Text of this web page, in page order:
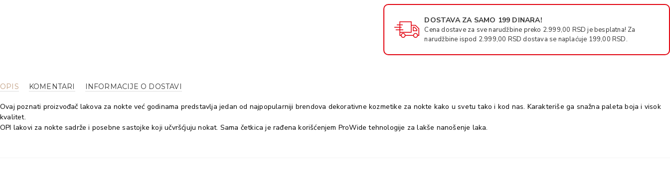
DOSTAVA ZA SAMO 199 DINARA!
Cena dostave za sve narudžbine preko 2.999,00 RSD je besplatna! Za
narudžbine ispod 2.999,00 RSD dostava se naplaćuje 199,00 RSD.
OPIS KOMENTARI INFORMACIJE O DOSTAVI
Ovaj poznati proizvođač lakova za nokte već godinama predstavlja jedan od najpopularniji brendova dekorativne kozmetike za nokte kako u svetu tako i kod nas. Karakteriše ga snažna paleta boja i visok
kvalitet.
OPI lakovi za nokte sadrže i posebne sastojke koji učvršćjuju nokat. Sama četkica je rađena korišćenjem ProWide tehnologije za lakše nanošenje laka.